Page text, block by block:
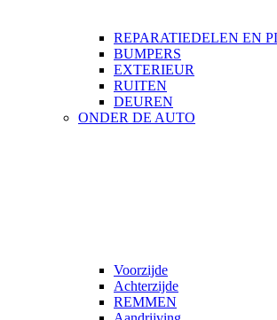
REPARATIEDELEN EN
BUMPERS
EXTERIEUR
RUITEN
DEUREN
ONDER DE AUTO
Voorzijde
Achterzijde
REMMEN